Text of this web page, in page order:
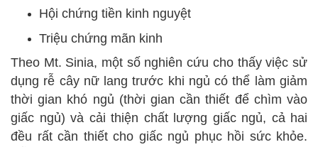
Hội chứng tiền kinh nguyệt
Triệu chứng mãn kinh
Theo Mt. Sinia, một số nghiên cứu cho thấy việc sử
dụng rễ cây nữ lang trước khi ngủ có thể làm giảm
thời gian khó ngủ (thời gian cần thiết để chìm vào
giấc ngủ) và cải thiện chất lượng giấc ngủ, cả hai
đều rất cần thiết cho giấc ngủ phục hồi sức khỏe.